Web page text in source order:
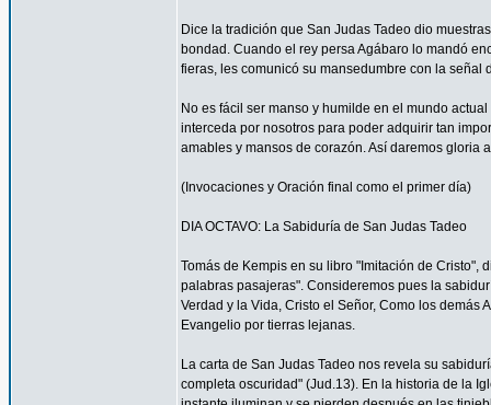
Dice la tradición que San Judas Tadeo dio
bondad. Cuando el rey persa Agábaro lo mandó
fieras, les comunicó su mansedumbre con la señal
No es fácil ser manso y humilde en el mundo
interceda por nosotros para poder adquirir tan
amables y mansos de corazón. Así daremos gloria
(Invocaciones y Oración final como el primer día)
DIA OCTAVO: La Sabiduría de San Judas Tadeo
Tomás de Kempis en su libro "Imitación de Cristo",
palabras pasajeras". Consideremos pues la
Verdad y la Vida, Cristo el Señor, Como los
Evangelio por tierras lejanas.
La carta de San Judas Tadeo nos revela su
completa oscuridad" (Jud.13). En la historia de la